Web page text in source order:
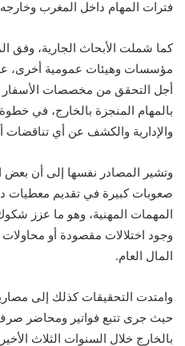
فترات المهام داخل المغرب
كما شملت الأبحاث الجارية، وفق
مؤسسات وهيئات عمومية أخرى،
أجل التحقق من مخصصات الأسفار
بالمهام المنجزة بالخارج، في
والإدارية والكشف عن أي
وتشير المصادر نفسها إلى أن بعض
صعوبات كبيرة في تقديم معطيات
المهمات المهنية، وهو ما عزز
وجود اختلالات مقصودة أو محاولات
المال العام.
وامتدت التحقيقات كذلك إلى
حيث جرى تتبع فواتير ومحاضر
بالخارج خلال السنوات الثلاث